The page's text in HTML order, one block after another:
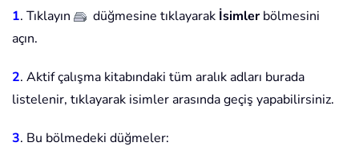
1. Tıklayın düğmesine tıklayarak İsimlerbölmesini
açın.
2. Aktif çalışma kitabındaki tüm aralık adları burada
listelenir, tıklayarak isimler arasında geçiş yapabilirsiniz.
3. Bu bölmedeki düğmeler: